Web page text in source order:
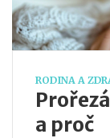
RODINA A
a proč